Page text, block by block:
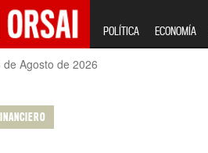
POLÍTICA ECONOMÍA
de Agosto de 2026